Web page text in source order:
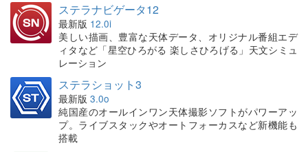
ステラナビゲータ12
最新版 12.0i
美しい描画、豊富な天体データ、オリジナル番組エデ
ィタなど「星空ひろがる 楽しさひろげる」天文シミュ
レーション
ステラショット3
最新版 3.0o
純国産のオールインワン天体撮影ソフトがパワーアッ
プ。ライブスタックやオートフォーカスなど新機能も
搭載